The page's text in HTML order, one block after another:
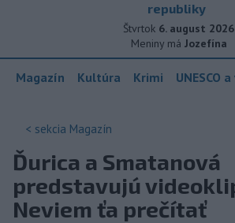
republiky
Štvrtok 6. august 2026
Meniny má Jozefína
Magazín Kultúra Krimi UNESCO
< sekcia Magazín
Ďurica a Smatanová
predstavujú
Neviem ťa prečítať